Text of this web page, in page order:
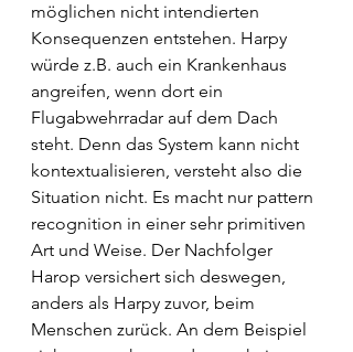
möglichen nicht intendierten
Konsequenzen entstehen. Harpy
würde z.B. auch ein Krankenhaus
angreifen, wenn dort ein
Flugabwehrradar auf dem Dach
steht. Denn das System kann nicht
kontextualisieren, versteht also die
Situation nicht. Es macht nur pattern
recognition in einer sehr primitiven
Art und Weise. Der Nachfolger
Harop versichert sich deswegen,
anders als Harpy zuvor, beim
Menschen zurück. An dem Beispiel